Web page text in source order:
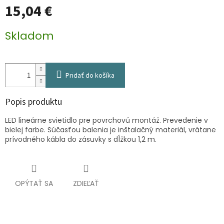
15,04 €
cena:
Skladom
Pridať do košíka
Popis produktu
LED lineárne svietidlo pre povrchovú montáž. Prevedenie v
bielej farbe. Súčasťou balenia je inštalačný materiál, vrátane
prívodného kábla do zásuvky s dĺžkou 1,2 m.
OPÝTAŤ SA ZDIEĽAŤ